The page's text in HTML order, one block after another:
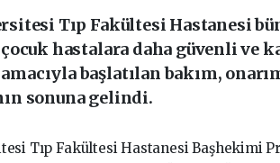
Tıp Fakültesi Hastanesi
çocuk hastalara daha güvenli ve
başlatılan bakım,
sonuna gelindi.
Tıp Fakültesi Hastanesi Başhekimi